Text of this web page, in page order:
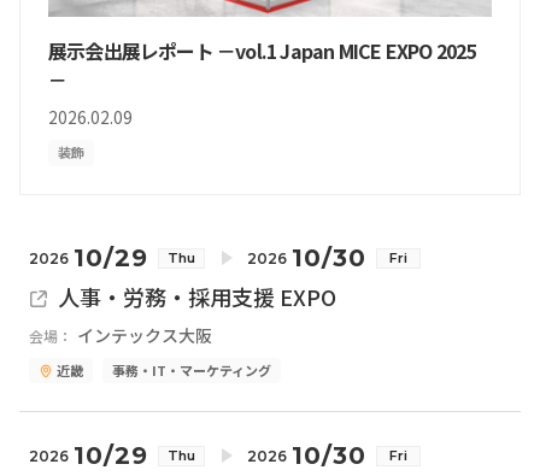
展示会出展レポート －vol.1 Japan MICE EXPO 2025
－
2026.02.09
装飾
2026 10/29 Thu 2026 10/30 Fri
人事・労務・採用支援 EXPO
会場： インテックス大阪
近畿 事務・IT・マーケティング
2026 10/29 Thu 2026 10/30 Fri